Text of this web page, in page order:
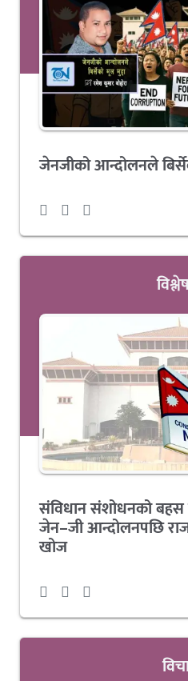
जेनजीको आन्दोलनले
संविधान संशोधनको बहस
जेन–जी आन्दोलनपछि
खोज